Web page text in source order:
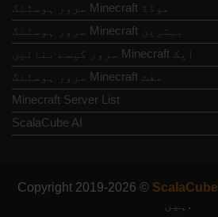
موڈڈ Minecraft سرور ہوسٹنگ
ایک Minecraft سرور کیسے بنائیں
مفت Minecraft سرور ہوسٹنگ
Minecraft Server List
ScalaCube AI
Copyright 2019-2026 © ScalaCube
ہیں.